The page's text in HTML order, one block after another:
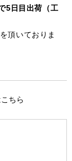
5日目出荷（工
頂いておりま
ちら